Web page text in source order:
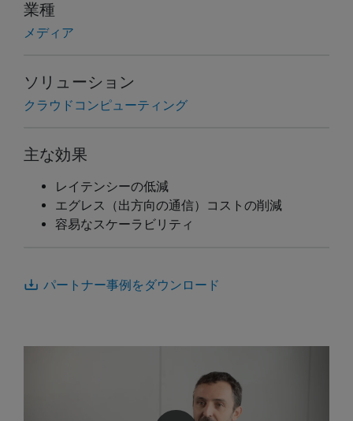
業種
メディア
ソリューション
クラウドコンピューティング
主な効果
レイテンシーの低減
エグレス（出方向の通信）コストの削減
容易なスケーラビリティ
パートナー事例をダウンロード